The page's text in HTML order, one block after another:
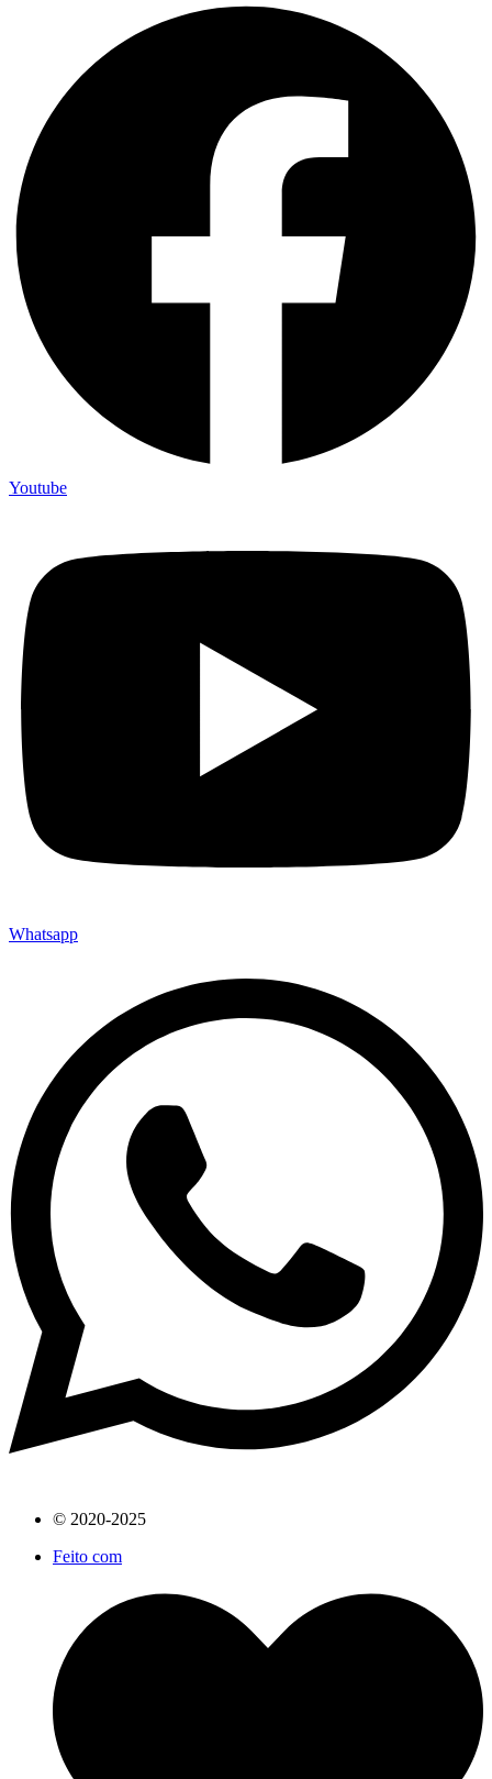
Youtube
Whatsapp
© 2020-2025
Feito com